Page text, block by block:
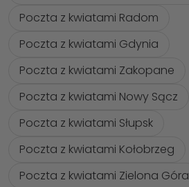
Poczta z kwiatami Radom
Poczta z kwiatami Gdynia
Poczta z kwiatami Zakopane
Poczta z kwiatami Nowy Sącz
Poczta z kwiatami Słupsk
Poczta z kwiatami Kołobrzeg
Poczta z kwiatami Zielona Góra